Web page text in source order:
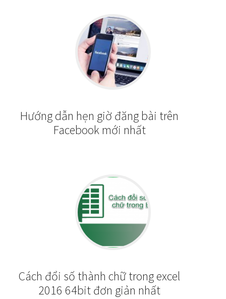
Hướng dẫn hẹn giờ đăng bài trên
Facebook mới nhất
Cách đổi số thành chữ trong excel
2016 64bit đơn giản nhất